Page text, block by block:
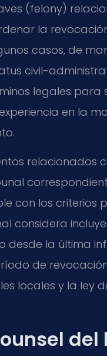
(felony)
la
casos, de
civil-
legales
en la
relacionados
con los criterios
considera
desde la última
de
locales y la ley